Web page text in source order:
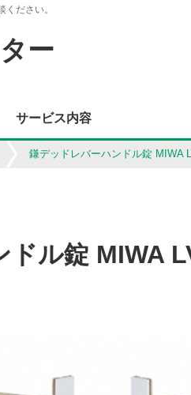
ださい。
ー
サービス内容
鎌デッドレバーハンドル錠 MIWA
ル錠 MIWA